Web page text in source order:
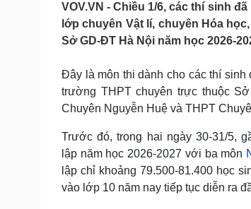
Tin nóng
Tư vấn luật
Việt Nam
Phân tích
Sức khỏe
Dinh dưỡng - món ngon
Cây thuốc
Sản phụ khoa
Nhi khoa
Nam khoa
Làm đẹp - giảm cân
Phòng mạch online
Đời sống
Nhà đẹp
Blog
Tình yêu
VOV.VN - Chiều 1/6, các thí sinh
lớp chuyên Vật lí, chuyên Hóa
Sở GD-ĐT Hà Nội năm học 2026-
Đây là môn thi dành cho các thí
trường THPT chuyên trực thuộc
Chuyên Nguyễn Huệ và THPT
Trước đó, trong hai ngày 30-31/5,
lập năm học 2026-2027 với ba môn
lập chỉ khoảng 79.500-81.400 học
vào lớp 10 năm nay tiếp tục diễn ra